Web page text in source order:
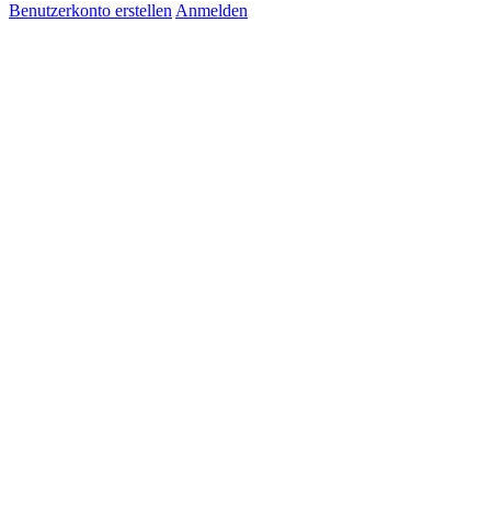
Benutzerkonto erstellenAnmelden